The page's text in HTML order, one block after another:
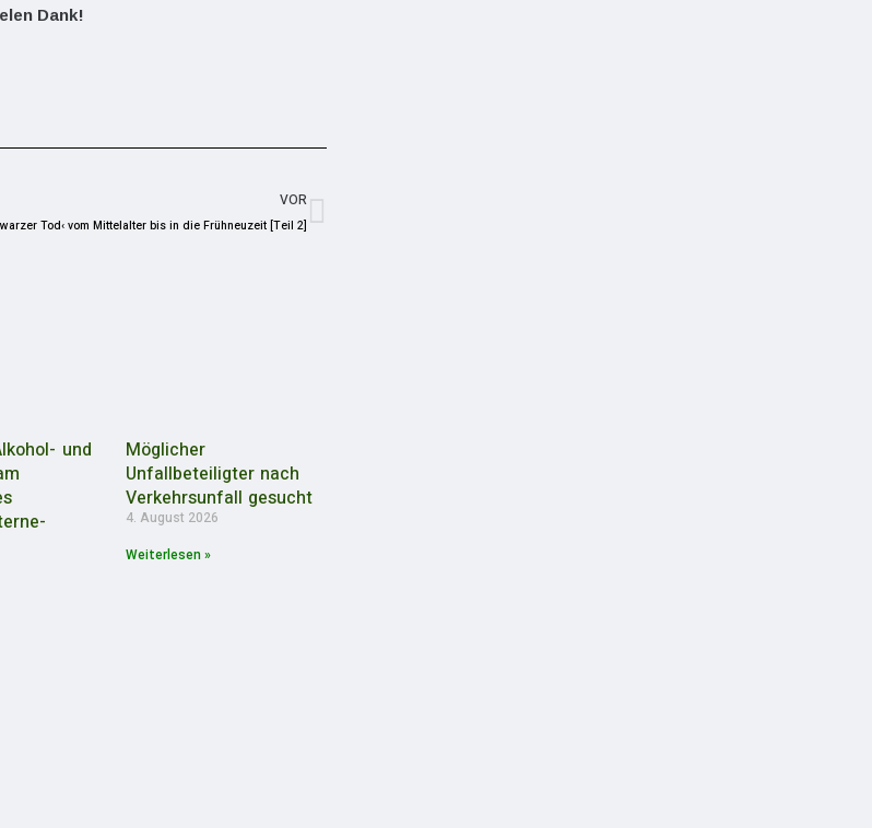
Dank!
VOR
Tod‹ vom Mittelalter bis in die Frühneuzeit [Teil 2]
und
Möglicher
Unfallbeteiligter nach
Verkehrsunfall gesucht
4. August 2026
Weiterlesen »